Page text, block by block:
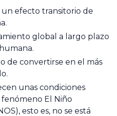
un efecto transitorio de
global a largo plazo
de convertirse en el más
unas condiciones
El Niño
esto es, no se está